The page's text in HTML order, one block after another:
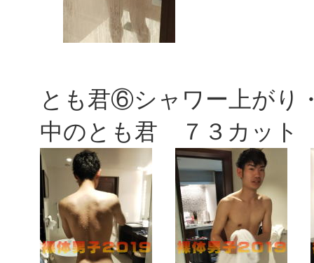
とも君⑥シャワー上がり
中のとも君 ７３カット